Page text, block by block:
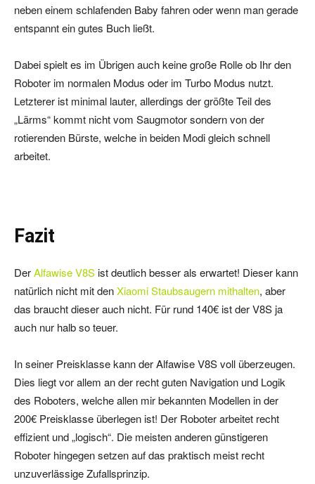
neben einem schlafenden Baby fahren oder wenn man gerade
entspannt ein gutes Buch ließt.
Dabei spielt es im Übrigen auch keine große Rolle ob Ihr den
Roboter im normalen Modus oder im Turbo Modus nutzt.
Letzterer ist minimal lauter, allerdings der größte Teil des
„Lärms“ kommt nicht vom Saugmotor sondern von der
rotierenden Bürste, welche in beiden Modi gleich schnell
arbeitet.
Fazit
DerAlfawise V8Sist deutlich besser als erwartet! Dieser kann
natürlich nicht mit denXiaomi Staubsaugern mithalten, aber
das braucht dieser auch nicht. Für rund 140€ ist der V8S ja
auch nur halb so teuer.
In seiner Preisklasse kann der Alfawise V8S voll überzeugen.
Dies liegt vor allem an der recht guten Navigation und Logik
des Roboters, welche allen mir bekannten Modellen in der
200€ Preisklasse überlegen ist! Der Roboter arbeitet recht
effizient und „logisch“. Die meisten anderen günstigeren
Roboter hingegen setzen auf das praktisch meist recht
unzuverlässige Zufallsprinzip.